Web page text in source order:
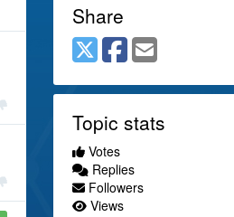
Share
Topic stats
Votes
Replies
Followers
Views